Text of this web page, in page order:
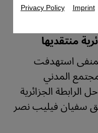
منتقديها
استهدفت
المدني
الرابطة الجزائرية
سفيان فيليب نصر
Privacy Policy Imprint